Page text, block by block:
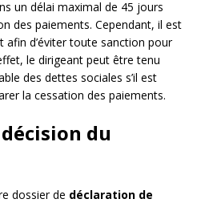
un délai maximal de 45 jours
des paiements. Cependant, il est
afin d’éviter toute sanction pour
le dirigeant peut être tenu
des dettes sociales s’il est
la cessation des paiements.
du
dossier de déclaration de